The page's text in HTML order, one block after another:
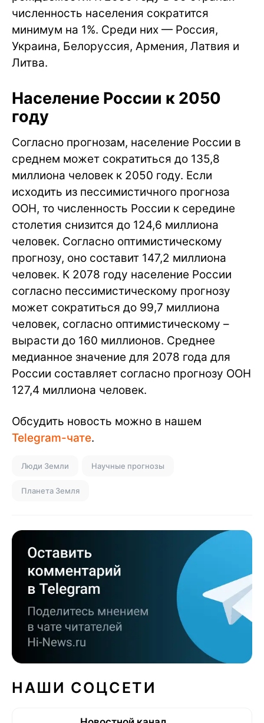
численность населения сократится
минимум на 1%. Среди них — Россия,
Украина, Белоруссия, Армения, Латвия и
Литва.
Население России к 2050
году
Согласно прогнозам, население России в
среднем может сократиться до 135,8
миллиона человек к 2050 году. Если
исходить из пессимистичного прогноза
ООН, то численность России к середине
столетия снизится до 124,6 миллиона
человек. Согласно оптимистическому
прогнозу, оно составит 147,2 миллиона
человек. К 2078 году население России
согласно пессимистическому прогнозу
может сократиться до 99,7 миллиона
человек, согласно оптимистическому –
вырасти до 160 миллионов. Среднее
медианное значение для 2078 года для
России составляет согласно прогнозу ООН
127,4 миллиона человек.
Обсудить новость можно в нашем
Telegram-чате.
Люди Земли Научные прогнозы
Планета Земля
НАШИ СОЦСЕТИ